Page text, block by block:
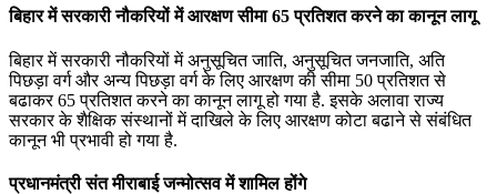
बिहार में सरकारी नौकरियों में आरक्षण सीमा 65 प्रतिशत करने का कानून लागू
बिहार में सरकारी नौकरियों में अनुसूचित जाति, अनुसूचित जनजाति, अति
पिछड़ा वर्ग और अन्य पिछड़ा वर्ग के लिए आरक्षण की सीमा 50 प्रतिशत से
बढाकर 65 प्रतिशत करने का कानून लागू हो गया है. इसके अलावा राज्य
सरकार के शैक्षिक संस्थानों में दाखिले के लिए आरक्षण कोटा बढाने से संबंधित
कानून भी प्रभावी हो गया है.
प्रधानमंत्री संत मीराबाई जन्मोत्सव में शामिल होंगे